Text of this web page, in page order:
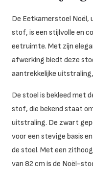
De Eetkamerstoel Noël,
stof, is een stijlvolle en
eetruimte. Met zijn
afwerking biedt deze
aantrekkelijke
De stoel is bekleed met
stof, die bekend staat
uitstraling. De zwart
voor een stevige basis
de stoel. Met een
van 82 cm is de Noël-